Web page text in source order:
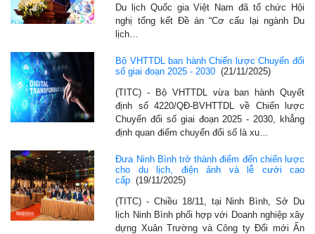
Du lịch Quốc gia Việt Nam đã tổ chức Hội
nghị tổng kết Đề án “Cơ cấu lại ngành Du
lịch…
Bộ VHTTDL ban hành Chiến lược Chuyển đổi
số giai đoạn 2025 - 2030 (21/11/2025)
(TITC) - Bộ VHTTDL vừa ban hành Quyết
định số 4220/QĐ-BVHTTDL về Chiến lược
Chuyển đổi số giai đoạn 2025 - 2030, khẳng
định quan điểm chuyển đổi số là xu…
Đưa Ninh Bình trở thành điểm đến chiến lược
cho du lịch, điện ảnh và lễ cưới cao
cấp (19/11/2025)
(TITC) - Chiều 18/11, tại Ninh Bình, Sở Du
lịch Ninh Bình phối hợp với Doanh nghiệp xây
dựng Xuân Trường và Công ty Đổi mới Ấn